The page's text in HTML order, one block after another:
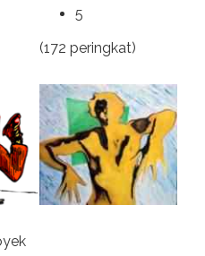
5
(172 peringkat)